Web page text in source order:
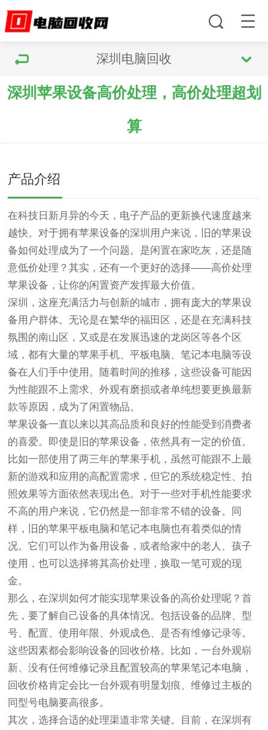
深圳电脑回收
深圳苹果设备高价处理，高价处理超划
算
产品介绍
在科技日新月异的今天，电子产品的更新换代速度越来
越快。对于拥有苹果设备的深圳用户来说，旧的苹果设
备如何处理成为了一个问题。是闲置在家吃灰，还是随
意低价处理？其实，还有一个更好的选择——高价处理
苹果设备，让你的闲置资产发挥最大价值。
深圳，这座充满活力与创新的城市，拥有庞大的苹果设
备用户群体。无论是在繁华的福田区，还是在充满科技
氛围的南山区，又或是在发展迅速的龙岗区等各个区
域，都有大量的苹果手机、平板电脑、笔记本电脑等设
备在人们手中使用。随着时间的推移，这些设备可能因
为性能跟不上需求、外观有磨损或者单纯想要更换最新
款等原因，成为了闲置物品。
苹果设备一直以来以其高品质和良好的性能受到消费者
的喜爱。即使是旧的苹果设备，依然具有一定的价值。
比如一部使用了两三年的苹果手机，虽然可能跟不上最
新的游戏和应用的高配置需求，但它的系统稳定性、拍
照效果等方面依然表现出色。对于一些对手机性能要求
不高的用户来说，它仍然是一部非常不错的设备。同
样，旧的苹果平板电脑和笔记本电脑也有着类似的情
况。它们可以作为备用设备，或者给家中的老人、孩子
使用，也可以选择将其高价处理，换取一笔可观的现
金。
那么，在深圳如何才能实现苹果设备的高价处理呢？首
先，要了解自己设备的具体情况。包括设备的品牌、型
号、配置、使用年限、外观成色、是否有维修记录等。
这些因素都会影响设备的回收价格。比如，一台外观崭
新、没有任何维修记录且配置较高的苹果笔记本电脑，
回收价格肯定会比一台外观有明显划痕、维修过主板的
同型号电脑要高很多。
其次，选择合适的处理渠道非常关键。目前，在深圳有